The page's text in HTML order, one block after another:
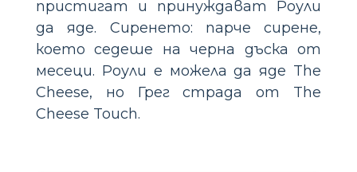
пристигат и принуждават Роули
да яде. Сиренето: парче сирене,
което седеше на черна дъска от
месеци. Роули е можела да яде The
Cheese, но Грег страда от The
Cheese Touch.